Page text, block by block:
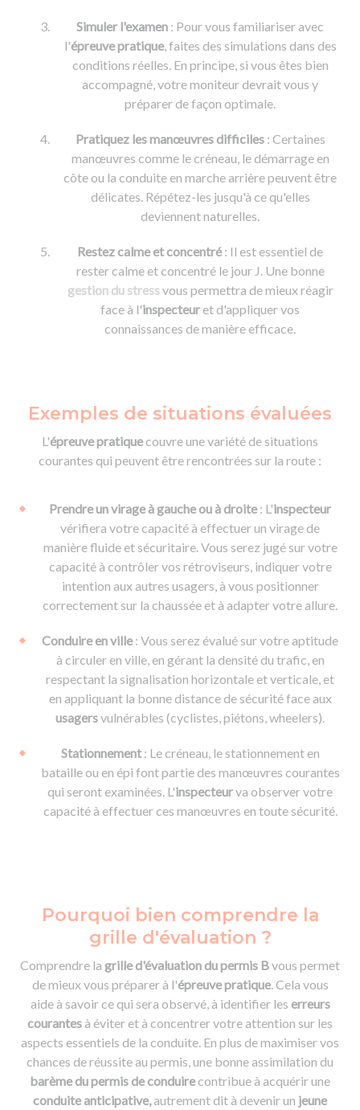
Simuler l'examen : Pour vous familiariser avec
l'épreuve pratique, faites des simulations dans des
conditions réelles. En principe, si vous êtes bien
accompagné, votre moniteur devrait vous y
préparer de façon optimale.
Pratiquez les manœuvres difficiles: Certaines
manœuvres comme le créneau, le démarrage en
côte ou la conduite en marche arrière peuvent être
délicates. Répétez-les jusqu'à ce qu'elles
deviennent naturelles.
Restez calme et concentré : Il est essentiel de
rester calme et concentré le jour J. Une bonne
gestion du stressvous permettra de mieux réagir
face à l'inspecteuret d'appliquer vos
connaissances de manière efficace.
Exemples de situations évaluées
L'épreuve pratiquecouvre une variété de situations
courantes qui peuvent être rencontrées sur la route :
Prendre un virage à gauche ou à droite : L'inspecteur
vérifiera votre capacité à effectuer un virage de
manière fluide et sécuritaire. Vous serez jugé sur votre
capacité à contrôler vos rétroviseurs, indiquer votre
intention aux autres usagers, à vous positionner
correctement sur la chaussée et à adapter votre allure.
Conduire en ville : Vous serez évalué sur votre aptitude
à circuler en ville, en gérant la densité du trafic, en
respectant la signalisation horizontale et verticale, et
en appliquant la bonne distance de sécurité face aux
usagersvulnérables (cyclistes, piétons, wheelers).
Stationnement: Le créneau, le stationnement en
bataille ou en épi font partie des manœuvres courantes
qui seront examinées. L'inspecteurva observer votre
capacité à effectuer ces manœuvres en toute sécurité.
Pourquoi bien comprendre la
grille d'évaluation ?
Comprendre la grille d'évaluation du permis Bvous permet
de mieux vous préparer à l'épreuve pratique. Cela vous
aide à savoir ce qui sera observé, à identifier les erreurs
courantesà éviter et à concentrer votre attention sur les
aspects essentiels de la conduite. En plus de maximiser vos
chances de réussite au permis, une bonne assimilation du
barème du permis de conduirecontribue à acquérir une
conduite anticipative,autrement dit à devenir un jeune